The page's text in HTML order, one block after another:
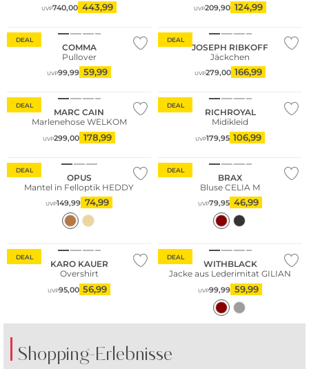
UVP740,00 443,99 UVP209,90 124,99
DEAL
COMMA
Pullover
UVP99,99 59,99
DEAL
JOSEPH RIBKOFF
Jäckchen
UVP279,00 166,99
DEAL
MARC CAIN
Marlenehose WELKOM
UVP299,00 178,99
DEAL
RICHROYAL
Midikleid
UVP179,95 106,99
DEAL
OPUS
Mantel in Felloptik HEDDY
UVP149,99 74,99
DEAL
BRAX
Bluse CELIA M
UVP79,95 46,99
DEAL
KARO KAUER
Overshirt
UVP95,00 56,99
DEAL
WITHBLACK
Jacke aus Lederimitat GILIAN
UVP99,99 59,99
Shopping-Erlebnisse